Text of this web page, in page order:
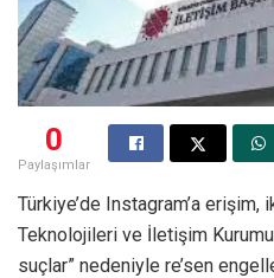
0
Paylaşımlar
Türkiye’de Instagram’a erişim,
Teknolojileri ve İletişim
suçlar” nedeniyle re’sen